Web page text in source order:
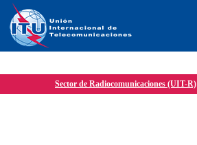
Sector de Radiocomunicaciones (UIT-R)